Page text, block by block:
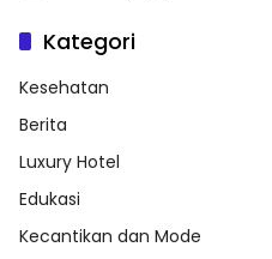
Kategori
Kesehatan
Berita
Luxury Hotel
Edukasi
Kecantikan dan Mode